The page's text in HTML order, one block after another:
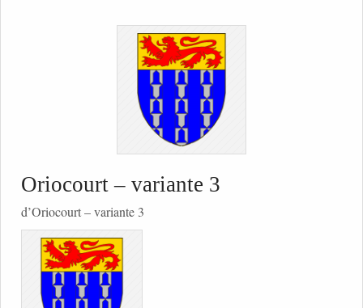
Oriocourt – variante 3
d’Oriocourt – variante 3